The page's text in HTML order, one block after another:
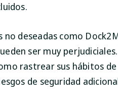
no deseadas como
ser muy
rastrear sus hábitos
de seguridad